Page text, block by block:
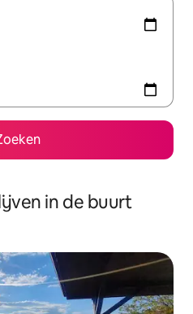
in de buurt